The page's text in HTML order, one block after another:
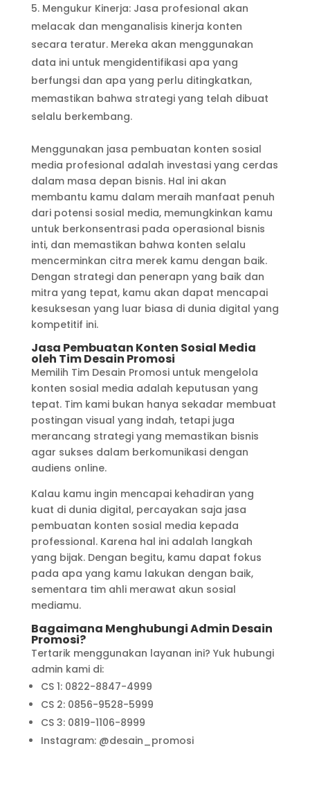
Mengukur Kinerja: Jasa profesional akan
melacak dan menganalisis kinerja konten
secara teratur. Mereka akan menggunakan
data ini untuk mengidentifikasi apa yang
berfungsi dan apa yang perlu ditingkatkan,
memastikan bahwa strategi yang telah dibuat
selalu berkembang.
Menggunakan jasa pembuatan konten sosial
media profesional adalah investasi yang cerdas
dalam masa depan bisnis. Hal ini akan
membantu kamu dalam meraih manfaat penuh
dari potensi sosial media, memungkinkan kamu
untuk berkonsentrasi pada operasional bisnis
inti, dan memastikan bahwa konten selalu
mencerminkan citra merek kamu dengan baik.
Dengan strategi dan penerapn yang baik dan
mitra yang tepat, kamu akan dapat mencapai
kesuksesan yang luar biasa di dunia digital yang
kompetitif ini.
Jasa Pembuatan Konten Sosial Media
oleh Tim Desain Promosi
Memilih Tim Desain Promosi untuk mengelola
konten sosial media adalah keputusan yang
tepat. Tim kami bukan hanya sekadar membuat
postingan visual yang indah, tetapi juga
merancang strategi yang memastikan bisnis
agar sukses dalam berkomunikasi dengan
audiens online.
Kalau kamu ingin mencapai kehadiran yang
kuat di dunia digital, percayakan saja jasa
pembuatan konten sosial media kepada
professional. Karena hal ini adalah langkah
yang bijak. Dengan begitu, kamu dapat fokus
pada apa yang kamu lakukan dengan baik,
sementara tim ahli merawat akun sosial
mediamu.
Bagaimana Menghubungi Admin Desain
Promosi?
Tertarik menggunakan layanan ini? Yuk hubungi
admin kami di:
CS 1: 0822-8847-4999
CS 2: 0856-9528-5999
CS 3: 0819-1106-8999
Instagram: @desain_promosi